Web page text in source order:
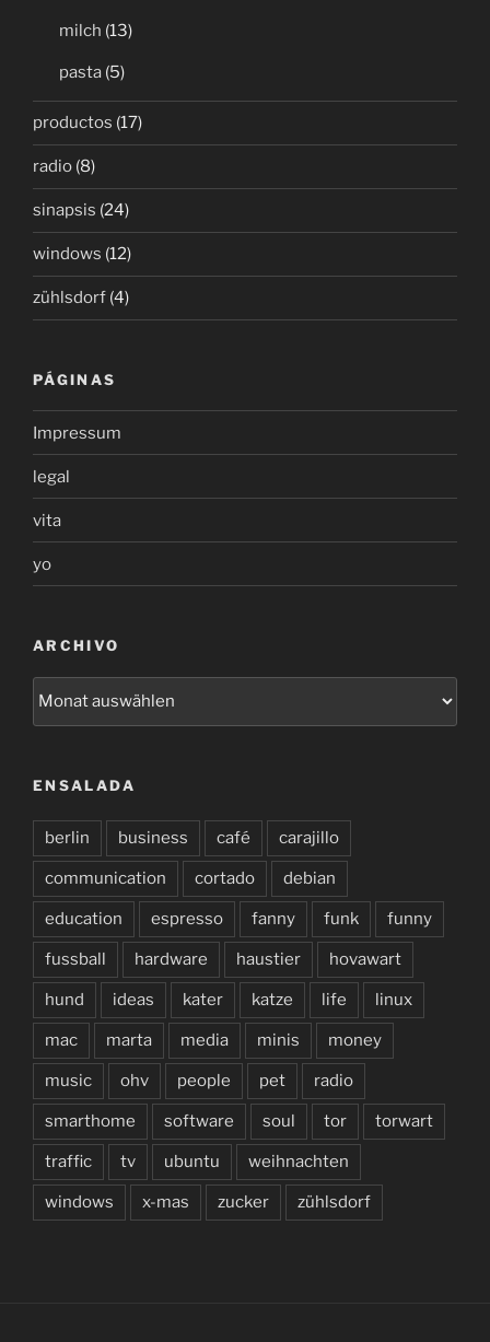
milch (13)
pasta (5)
productos (17)
radio (8)
sinapsis (24)
windows (12)
zühlsdorf (4)
PÁGINAS
Impressum
legal
vita
yo
ARCHIVO
ENSALADA
berlin business café carajillo
communication cortado debian
education espresso fanny funk funny
fussball hardware haustier hovawart
hund ideas kater katze life linux
mac marta media minis money
music ohv people pet radio
smarthome software soul tor torwart
traffic tv ubuntu weihnachten
windows x-mas zucker zühlsdorf